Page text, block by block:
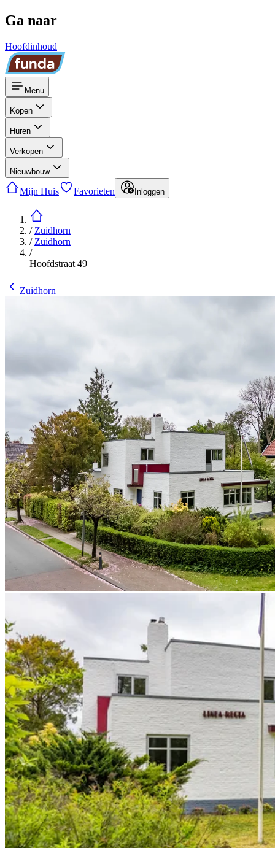
Ga naar
Hoofdinhoud
Menu
Kopen
Huren
Verkopen
Nieuwbouw
Mijn Huis Favorieten Inloggen
/ Zuidhorn
/ Zuidhorn
/
Hoofdstraat 49
Zuidhorn